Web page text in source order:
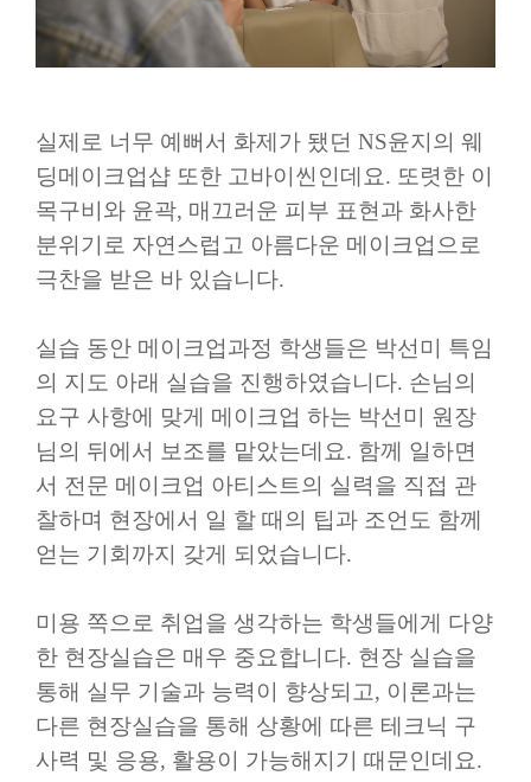
실제로 너무 예뻐서 화제가 됐던 NS윤지의 웨
딩메이크업샵 또한 고바이씬인데요. 또렷한 이
목구비와 윤곽, 매끄러운 피부 표현과 화사한
분위기로 자연스럽고 아름다운 메이크업으로
극찬을 받은 바 있습니다.
실습 동안 메이크업과정 학생들은 박선미 특임
의 지도 아래 실습을 진행하였습니다. 손님의
요구 사항에 맞게 메이크업 하는 박선미 원장
님의 뒤에서 보조를 맡았는데요. 함께 일하면
서 전문 메이크업 아티스트의 실력을 직접 관
찰하며 현장에서 일 할 때의 팁과 조언도 함께
얻는 기회까지 갖게 되었습니다.
미용 쪽으로 취업을 생각하는 학생들에게 다양
한 현장실습은 매우 중요합니다. 현장 실습을
통해 실무 기술과 능력이 향상되고, 이론과는
다른 현장실습을 통해 상황에 따른 테크닉 구
사력 및 응용, 활용이 가능해지기 때문인데요.